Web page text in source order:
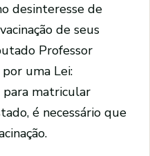
desinteresse de
de seus
Professor
uma Lei:
para matricular
é necessário que